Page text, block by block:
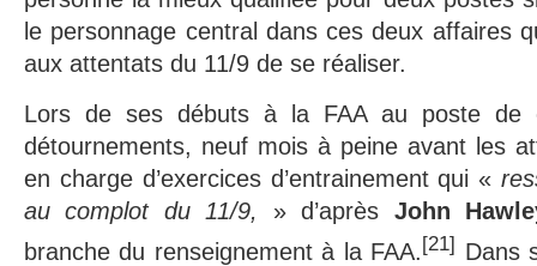
le personnage central dans ces deux affaires
aux attentats du 11/9 de se réaliser.
Lors de ses débuts à la FAA au poste de
détournements, neuf mois à peine avant les
en charge d’exercices d’entrainement qui «
au complot du 11/9, » d’après John
branche du renseignement à la FAA. [21] Dans